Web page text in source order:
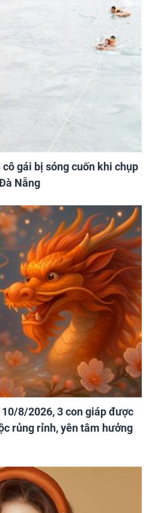
gái bị sóng cuốn khi chụp
Nẵng
8/2026, 3 con giáp được
rủng rỉnh, yên tâm hưởng